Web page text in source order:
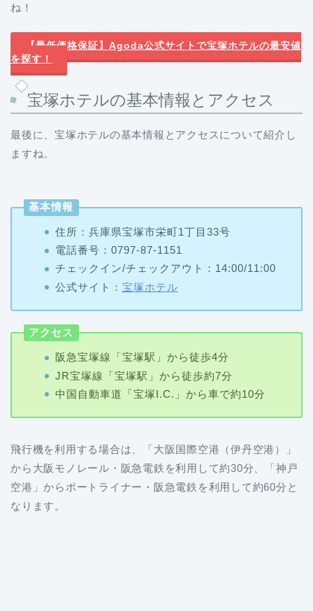
ね！
【最低価格保証】Agoda公式サイトで宝塚ホテルの最安値
を探す！
宝塚ホテルの基本情報とアクセス
最後に、宝塚ホテルの基本情報とアクセスについて紹介し
ますね。
基本情報
住所：兵庫県宝塚市栄町1丁目33号
電話番号：0797-87-1151
チェックイン/チェックアウト：14:00/11:00
公式サイト： 宝塚ホテル
アクセス
阪急宝塚線「宝塚駅」から徒歩4分
JR宝塚線「宝塚駅」から徒歩約7分
中国自動車道「宝塚I.C.」から車で約10分
飛行機を利用する場合は、「大阪国際空港（伊丹空港）」
から大阪モノレール・阪急電鉄を利用して約30分、「神戸
空港」からポートライナー・阪急電鉄を利用して約60分と
なります。